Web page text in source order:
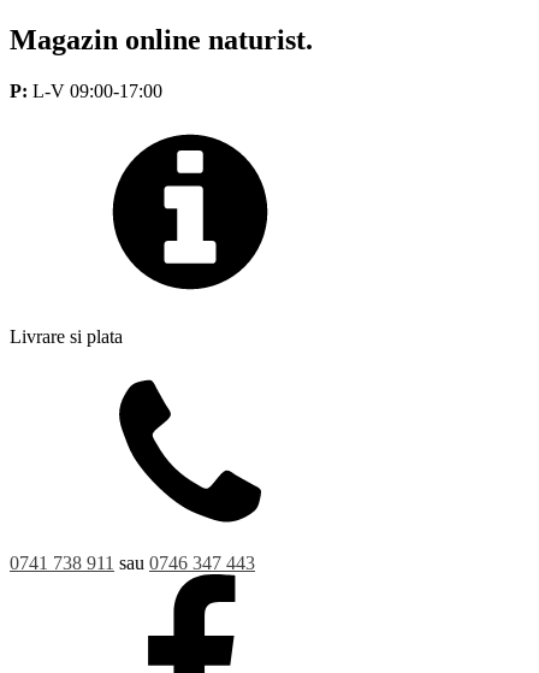
Magazin online naturist.
P: L-V 09:00-17:00
Livrare si plata
0741 738 911 sau 0746 347 443